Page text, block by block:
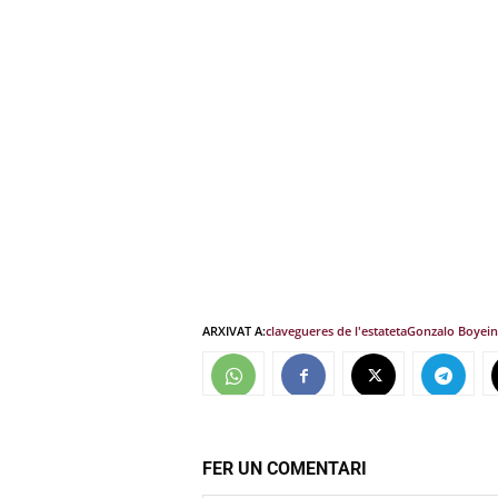
ARXIVAT A:clavegueres de l'estatetaGonzalo Boye
FER UN COMENTARI